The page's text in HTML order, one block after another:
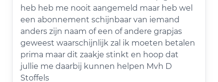
heb heb me nooit aangemeld maar heb wel
een abonnement schijnbaar van iemand
anders zijn naam of een of andere grapjas
geweest waarschijnlijk zal ik moeten betalen
prima maar dit zaakje stinkt en hoop dat
jullie me daarbij kunnen helpen Mvh D
Stoffels